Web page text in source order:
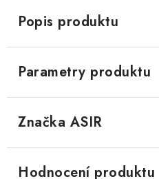
Popis produktu
Parametry produktu
Značka ASIR
Hodnocení produktu